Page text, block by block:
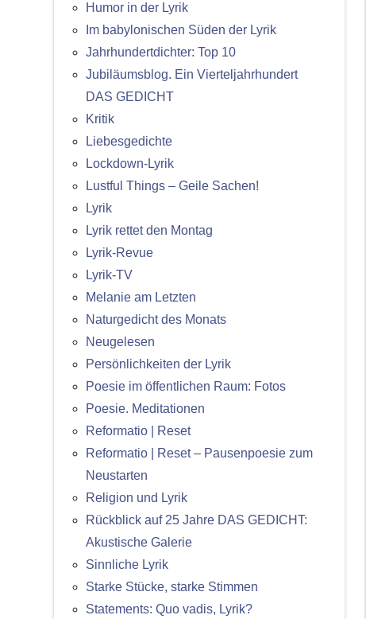
Humor in der Lyrik
Im babylonischen Süden der Lyrik
Jahrhundertdichter: Top 10
Jubiläumsblog. Ein Vierteljahrhundert
DAS GEDICHT
Kritik
Liebesgedichte
Lockdown-Lyrik
Lustful Things – Geile Sachen!
Lyrik
Lyrik rettet den Montag
Lyrik-Revue
Lyrik-TV
Melanie am Letzten
Naturgedicht des Monats
Neugelesen
Persönlichkeiten der Lyrik
Poesie im öffentlichen Raum: Fotos
Poesie. Meditationen
Reformatio | Reset
Reformatio | Reset – Pausenpoesie zum
Neustarten
Religion und Lyrik
Rückblick auf 25 Jahre DAS GEDICHT:
Akustische Galerie
Sinnliche Lyrik
Starke Stücke, starke Stimmen
Statements: Quo vadis, Lyrik?